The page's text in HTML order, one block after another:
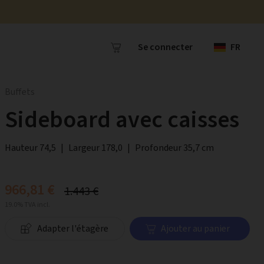
Se connecter FR
Sideboard avec caisses
Hauteur 74,5 | Largeur 178,0 | Profondeur 35,7 cm
966,81 € 1.443 €
Adapter l'étagère Ajouter au panier